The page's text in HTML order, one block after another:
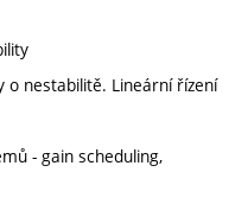
o nestabilitě. Lineární řízení
- gain scheduling,